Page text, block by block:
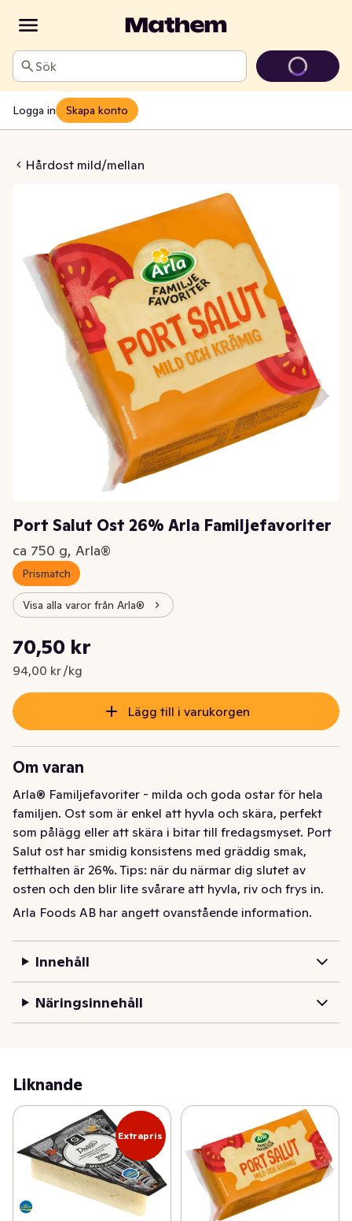
Sök
Logga in Skapa konto
Hårdost mild/mellan
Arla Familjefavoriter
Port Salut Ost 26% Arla Familjefavoriter
ca 750 g, Arla®
Prismatch
Visa alla varor från Arla®
Nuvarande pris är: 70,50 kr
70,50 kr
94,00 kr /kg
Styckpris: 94,00 kr /kg
Lägg till i varukorgen
Om varan
Arla® Familjefavoriter - milda och goda ostar för hela
familjen. Ost som är enkel att hyvla och skära, perfekt
som pålägg eller att skära i bitar till fredagsmyset. Port
Salut ost har smidig konsistens med gräddig smak,
fetthalten är 26%. Tips: när du närmar dig slutet av
osten och den blir lite svårare att hyvla, riv och frys in.
Supersmidigt att plocka fram när det är dags för
mjölk från danska Arlagårdar.
Arla® Familjefavoriter - milda och goda ostar för hela
som pålägg eller att skära i bitar till fredagsmyset. Port
Salut ost har smidig konsistens med gräddig smak,
Supersmidigt att plocka fram när det är dags för
tacopaj! Vår Port Salut är tillverkad i Vium, Danmark, av
mjölk från danska Arlagårdar.
Arla Foods AB har angett ovanstående information.
Innehåll
Näringsinnehåll
Liknande
Extrapris